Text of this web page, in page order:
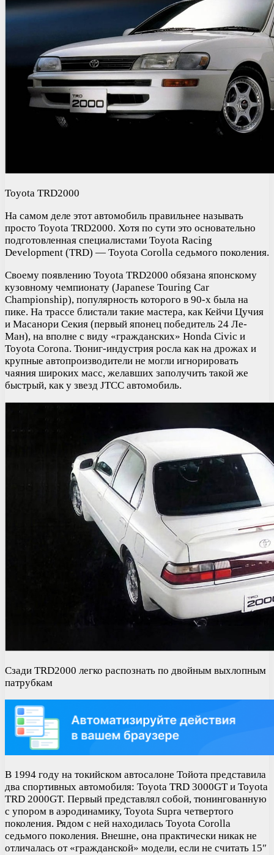
Toyota TRD2000
На самом деле этот автомобиль правильнее называть
просто Toyota TRD2000. Хотя по сути это основательно
подготовленная специалистами Toyota Racing
Development (TRD) — Toyota Corolla седьмого поколения.
Своему появлению Toyota TRD2000 обязана японскому
кузовному чемпионату (Japanese Touring Car
Championship), популярность которого в 90-х была на
пике. На трассе блистали такие мастера, как Кейчи Цучия
и Масанори Секия (первый японец победитель 24 Ле-
Ман), на вполне с виду «гражданских» Honda Civic и
Toyota Corona. Тюниг-индустрия росла как на дрожах и
крупные автопроизводители не могли игнорировать
чаяния широких масс, желавших заполучить такой же
быстрый, как у звезд JTCC автомобиль.
Сзади TRD2000 легко распознать по двойным выхлопным
патрубкам
В 1994 году на токийском автосалоне Тойота представила
два спортивных автомобиля: Toyota TRD 3000GT и Toyota
TRD 2000GT. Первый представлял собой, тюнингованную
с упором в аэродинамику, Toyota Supra четвертого
поколения. Рядом с ней находилась Toyota Corolla
седьмого поколения. Внешне, она практически никак не
отличалась от «гражданской» модели, если не считать 15″